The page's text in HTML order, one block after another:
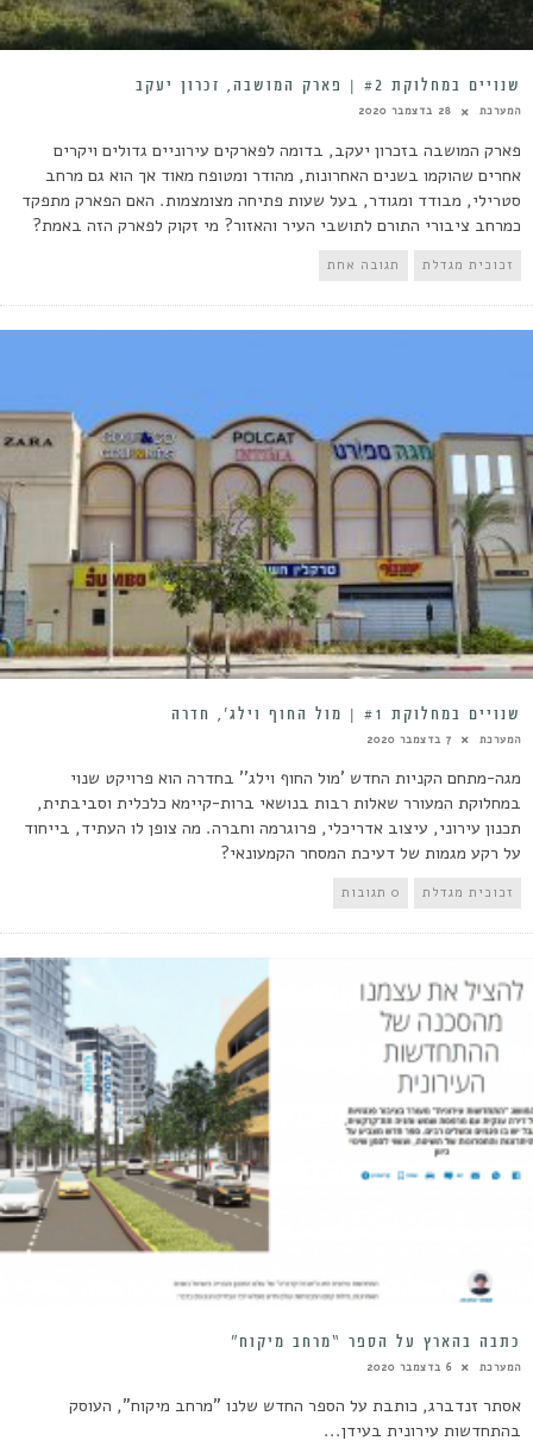
שנויים במחלוקת #2 | פארק המושבה, זכרון יעקב
המערכת 28 בדצמבר 2020
פארק המושבה בזכרון יעקב, בדומה לפארקים עירוניים גדולים ויקרים
אחרים שהוקמו בשנים האחרונות, מהודר ומטופח מאוד אך הוא גם מרחב
סטרילי, מבודד ומגודר, בעל שעות פתיחה מצומצמות. האם הפארק מתפקד
כמרחב ציבורי התורם לתושבי העיר והאזור? מי זקוק לפארק הזה באמת?
זכוכית מגדלת תגובה אחת
שנויים במחלוקת #1 | מול החוף וילג’, חדרה
המערכת 7 בדצמבר 2020
מגה-מתחם הקניות החדש 'מול החוף וילג'' בחדרה הוא פרויקט שנוי
במחלוקת המעורר שאלות רבות בנושאי ברות-קיימא כלכלית וסביבתית,
תכנון עירוני, עיצוב אדריכלי, פרוגרמה וחברה. מה צופן לו העתיד, בייחוד
על רקע מגמות של דעיכת המסחר הקמעונאי?
זכוכית מגדלת 0 תגובות
כתבה בהארץ על הספר “מרחב מיקוח”
המערכת 6 בדצמבר 2020
אסתר זנדברג, כותבת על הספר החדש שלנו "מרחב מיקוח", העוסק
בהתחדשות עירונית בעידן...